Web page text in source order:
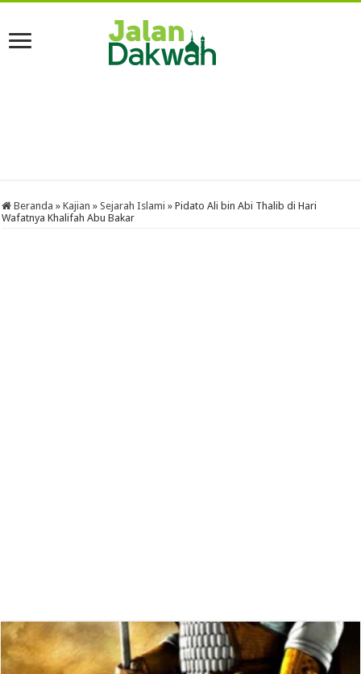
Beranda » Kajian » Sejarah Islami » Pidato Ali bin Abi Thalib di Hari
Wafatnya Khalifah Abu Bakar